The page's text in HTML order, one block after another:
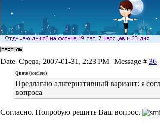
Date: Среда, 2007-01-31, 2:23 PM | Message # 36
Quote(sorciere)
Предлагаю альтернативный вариант: я
вопроса
Согласно. Попробую решить Ваш вопрос.